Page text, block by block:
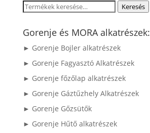
Keresés
következőre:
Keresés
Gorenje és MORA alkatrészek:
► Gorenje Bojler alkatrészek
► Gorenje Fagyasztó Alkatrészek
► Gorenje főzőlap alkatrészek
► Gorenje Gáztűzhely Alkatrészek
► Gorenje Gőzsütők
► Gorenje Hűtő alkatrészek